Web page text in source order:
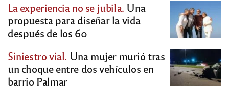
La experiencia no se jubila. Una
propuesta para diseñar la vida
después de los 60
Siniestro vial. Una mujer murió tras
un choque entre dos vehículos en
barrio Palmar